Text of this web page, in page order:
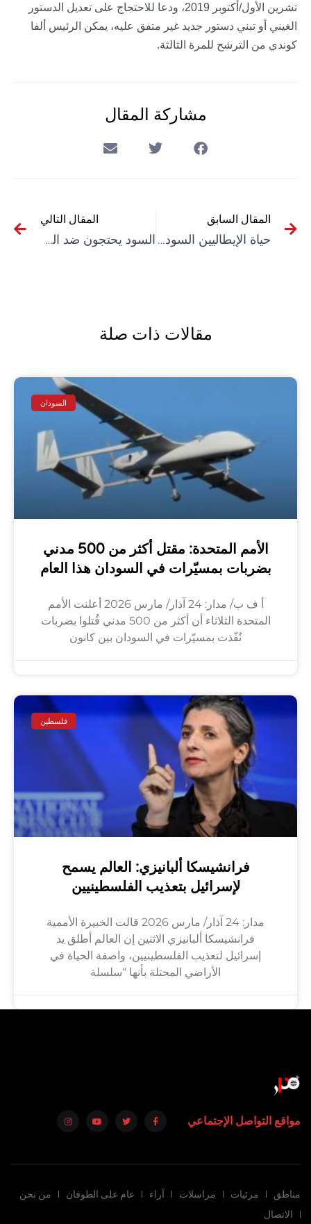
تشرين الأول/أكتوبر 2019، ودعا للاحتجاج على تعديل الدستور
الغيني أو تبني دستور جديد غير متفق عليه، يمكن الرئيس ألفا
كوندي من الترشح للمرة الثالثة.
مشاركة المقال
المقال السابق
حياة الإيطاليين السود مهمة أيضا
المقال التالي
السود يحتجون ضد الميز العنصري في فيلاديليفيا
مقالات ذات صلة
السودان
الأمم المتحدة: مقتل أكثر من 500 مدني
بضربات بمسيّرات في السودان هذا العام
أ ف ب/ مدار: 24 آذار/ مارس 2026 أعلنت الأمم
المتحدة الثلاثاء أن أكثر من 500 مدني قُتلوا بضربات
نُفّذت بمسيّرات في السودان بين كانون
فلسطين
فرانشيسكا ألبانيزي: العالم يسمح
لإسرائيل بتعذيب الفلسطينيين
مدار: 24 آذار/ مارس 2026 قالت الخبيرة الأممية
فرانشيسكا ألبانيزي الاثنين إن العالم أطلق يد
إسرائيل لتعذيب الفلسطينيين، واصفة الحياة في
الأراضي المحتلة بأنها “سلسلة
مواقع التواصل الإجتماعي
مناطق مرئيات مراسلات آراء عام على الطوفان
من نحن
الاتصال